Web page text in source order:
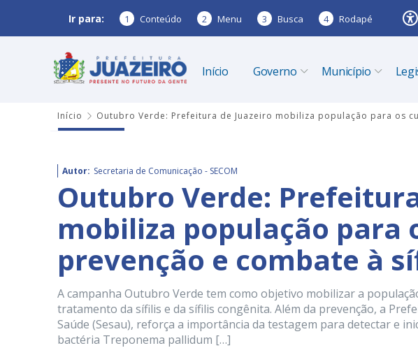
Ir para: 1 Conteúdo 2 Menu 3 Busca 4 Rodapé
Início Governo Município
Início Outubro Verde: Prefeitura de Juazeiro mobiliza população para os
Autor: Secretaria de Comunicação - SECOM
Outubro Verde:
mobiliza população para
prevenção e combate à
A campanha Outubro Verde tem como objetivo mobilizar a
tratamento da sífilis e da sífilis congênita. Além da prevenção, a
Saúde (Sesau), reforça a importância da testagem para detectar e
bactéria Treponema pallidum […]